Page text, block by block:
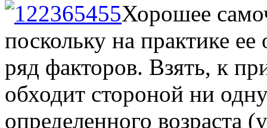
Хорошее
поскольку на практике
ряд факторов. Взять, к
обходит стороной ни
определенного возраста